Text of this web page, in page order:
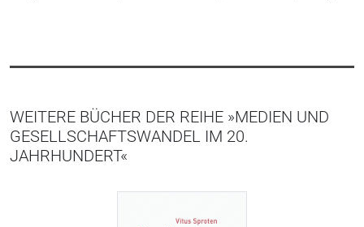
WEITERE BÜCHER DER REIHE »MEDIEN UND
GESELLSCHAFTSWANDEL IM 20.
JAHRHUNDERT«